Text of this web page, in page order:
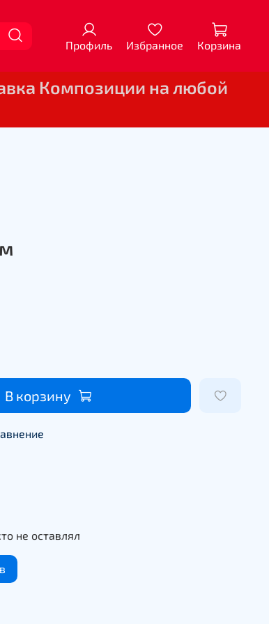
Профиль Избранное Корзина
Композиции на любой
В корзину
не оставлял